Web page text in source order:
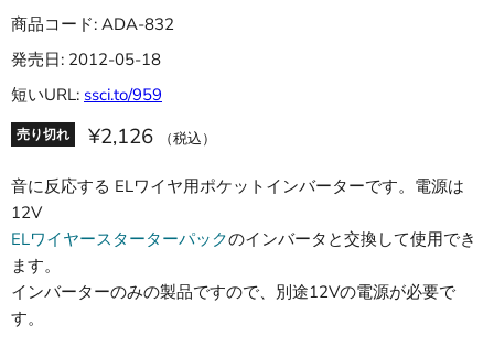
商品コード: ADA-832
発売日: 2012-05-18
短いURL: ssci.to/959
売り切れ ¥2,126 （税込）
音に反応する ELワイヤ用ポケットインバーターです。電源は
12V
ELワイヤースターターパックのインバータと交換して使用でき
ます。
インバーターのみの製品ですので、別途12Vの電源が必要で
す。